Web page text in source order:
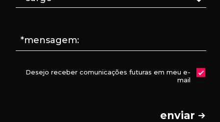
*mensagem:
Desejo receber comunicações futuras em meu e-
mail
enviar